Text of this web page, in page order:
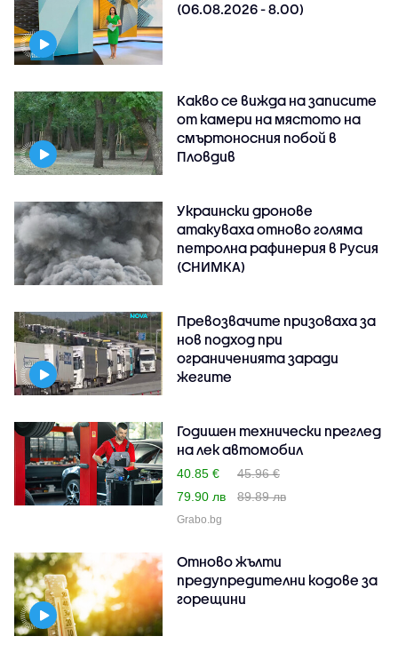
(06.08.2026 - 8.00)
Какво се вижда на записите
от камери на мястото на
смъртоносния побой в
Пловдив
Украински дронове
атакуваха отново голяма
петролна рафинерия в Русия
(СНИМКА)
Превозвачите призоваха за
нов подход при
ограниченията заради
жегите
Годишен технически преглед
на лек автомобил
40.85 €
45.96 €
79.90 лв
89.89 лв
Grabo.bg
Отново жълти
предупредителни кодове за
горещини